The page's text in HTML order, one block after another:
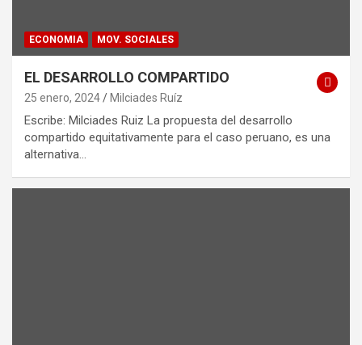
ECONOMIA MOV. SOCIALES
EL DESARROLLO COMPARTIDO
25 enero, 2024 Milciades Ruíz
Escribe: Milciades Ruiz La propuesta del desarrollo
compartido equitativamente para el caso peruano, es una
alternativa…